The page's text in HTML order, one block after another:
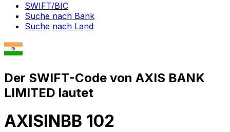
SWIFT/BIC
Suche nach Bank
Suche nach Land
Der SWIFT-Code von AXIS BANK
LIMITED lautet
AXISINBB 102